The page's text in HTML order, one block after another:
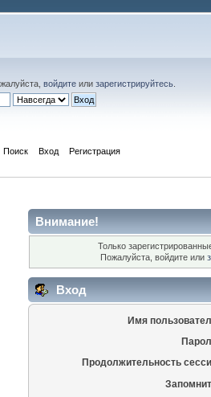
войдитеили зарегистрируйтесь.
Поиск Вход Регистрация
Внимание!
Только
Пожалуйста, войдите или
Вход
Имя
Продолжительность